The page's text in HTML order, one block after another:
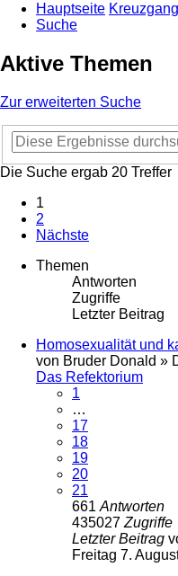
Hauptseite
Suche
Aktive Themen
Zur erweiterten Suche
Die Suche ergab 20 Treffer
1
2
Nächste
Themen
Antworten
Zugriffe
Letzter Beitrag
Homosexualität und
von Bruder Donald »
Das Refektorium
1
…
17
18
19
20
21
661 Antworten
435027 Zugriffe
Letzter Beitrag
Freitag 7.